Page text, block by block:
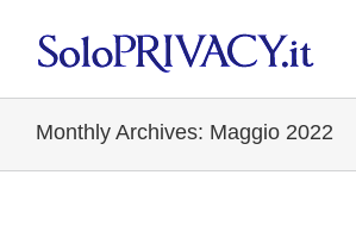
Monthly Archives: Maggio 2022